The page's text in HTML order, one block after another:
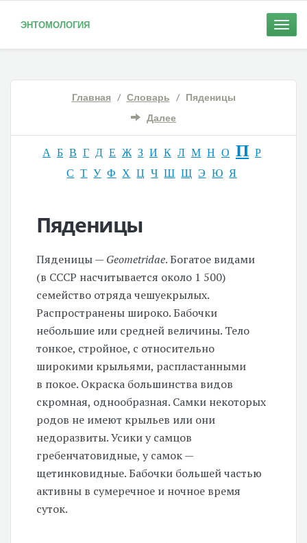
ЭНТОМОЛОГИЯ
Toggle
Главная / Словарь / Пяденицы
Далее
А Б В Г Д Е Ж З И К Л М Н О П Р
С Т У Ф Х Ц Ч Ш Щ Э Ю Я
Пяденицы
Пяденицы — Geometridae. Богатое видами
(в СССР насчитывается около 1 500)
семейство отряда чешуекрылых.
Распространены широко. Бабочки
небольшие или средней величины. Тело
тонкое, стройное, с относительно
широкими крыльями, распластанными
в покое. Окраска большинства видов
скромная, однообразная. Самки некоторых
родов не имеют крыльев или они
недоразвиты. Усики у самцов
гребенчатовидные, у самок —
щетинковидные. Бабочки большей частью
активны в сумеречное и ночное время
суток.